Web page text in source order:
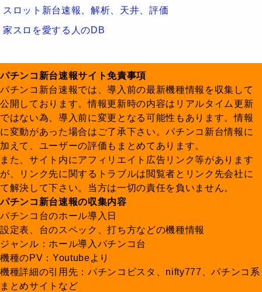
スロット新台速報、解析、天井、評価
家スロを愛する人のDB
パチンコ新台速報サイト免責事項
パチンコ新台速報では、導入前の最新機種情報を収集して
公開しております。情報更新時の内容はリアルタイム更新
ではない為、導入前に変更となる可能性もあります。情報
に変動があった場合はご了承下さい。パチンコ新台情報に
加えて、ユーザーの評価もまとめてあります。
また、サイト内にアフィリエイト広告リンク等があります
が、リンク先に関するトラブルは閲覧者とリンク先会社に
て解決して下さい。当方は一切の責任を負いません。
パチンコ新台速報の収集内容
パチンコ台のホール導入日
設定表、台のスペック、打ち方などの機種情報
ジャンル：ホール導入パチンコ台
機種のPV：Youtubeより
機種詳細の引用先：パチンコビスタ、nifty777、パチンコ系
まとめサイトなど